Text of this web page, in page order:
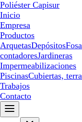
Poliéster Capisur
Inicio
Empresa
Productos
ArquetasDepósitos
contadoresJardineras
Impermeabilizaciones
PiscinasCubiertas,
Trabajos
Contacto